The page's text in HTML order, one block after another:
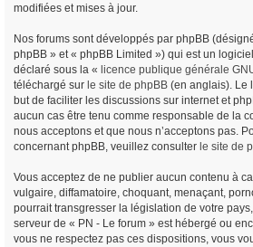
modifiées et mises à jour.
Nos forums sont développés par phpBB
phpBB » et « phpBB Limited ») qui est un
déclaré sous la « licence publique générale
téléchargé sur le site de phpBB (en anglais). Le
but de faciliter les discussions sur internet et
aucun cas être tenu comme responsable de la
nous acceptons et que nous n’acceptons pas.
concernant phpBB, veuillez consulter le site de
Vous acceptez de ne publier aucun contenu à
vulgaire, diffamatoire, choquant, menaçant,
pourrait transgresser la législation de votre
serveur de « PN - Le forum » est hébergé ou
vous ne respectez pas ces dispositions, vous